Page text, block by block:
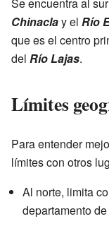
Chinaclay el Río
que es el centro
del Río Lajas.
Límites
Para entender
límites con otros
Al norte, limita
departamento